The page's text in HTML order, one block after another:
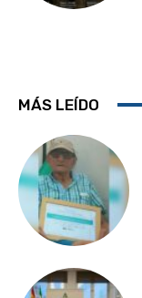
MÁS LEÍDO